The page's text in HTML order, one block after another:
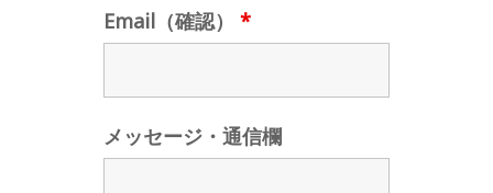
Email（確認） *
メッセージ・通信欄